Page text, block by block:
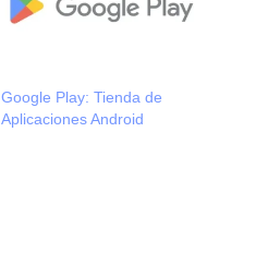
Google Play: Tienda de
Aplicaciones Android